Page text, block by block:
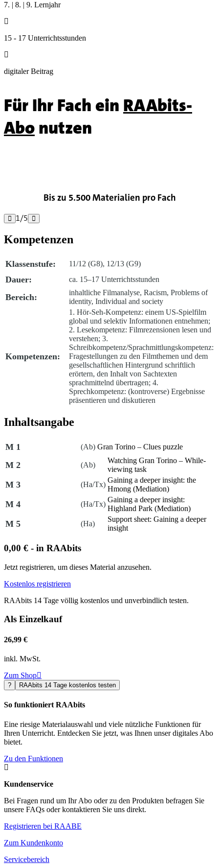
7. | 8. | 9. Lernjahr

15 - 17 Unterrichtsstunden

digitaler Beitrag
Für Ihr Fach ein RAAbits-
Abonutzen
Bis zu 5.500 Materialien pro Fach
 1/5 
Kompetenzen
Klassenstufe: 11/12 (G8), 12/13 (G9)
Dauer: ca. 15–17 Unterrichtsstunden
Bereich:
inhaltliche Filmanalyse, Racism, Problems of
identity, Individual and society
Kompetenzen:
1. Hör-Seh-Kompetenz: einem US-Spielfilm
global und selektiv Informationen entnehmen;
2. Lesekompetenz: Filmrezensionen lesen und
verstehen; 3.
Schreibkompetenz/Sprachmittlungskompetenz:
Fragestellungen zu den Filmthemen und dem
gesellschaftlichen Hintergrund schriftlich
erörtern, den Inhalt von Sachtexten
sprachmittelnd übertragen; 4.
Sprechkompetenz: (kontroverse) Ergebnisse
präsentieren und diskutieren
Inhaltsangabe
M 1 (Ab) Gran Torino – Clues puzzle
M 2 (Ab)
Watching Gran Torino – While-
viewing task
M 3 (Ha/Tx)
Gaining a deeper insight: the
Hmong (Mediation)
M 4 (Ha/Tx)
Gaining a deeper insight:
Highland Park (Mediation)
M 5 (Ha)
Support sheet: Gaining a deeper
insight
0,00 € - in RAAbits
Jetzt registrieren, um dieses Material anzusehen.
Kostenlos registrieren
RAAbits 14 Tage völlig kostenlos und unverbindlich testen.
Als Einzelkauf
26,99 €
inkl. MwSt.
Zum Shop
? RAAbits 14 Tage kostenlos testen
So funktioniert RAAbits
Eine riesige Materialauswahl und viele nützliche Funktionen für
Ihren Unterricht. Entdecken Sie jetzt, was Ihnen unser digitales Abo
bietet.
Zu den Funktionen

Kundenservice
Bei Fragen rund um Ihr Abo oder zu den Produkten befragen Sie
unsere FAQs oder kontaktieren Sie uns direkt.
Registrieren bei RAABE
Zum Kundenkonto
Servicebereich